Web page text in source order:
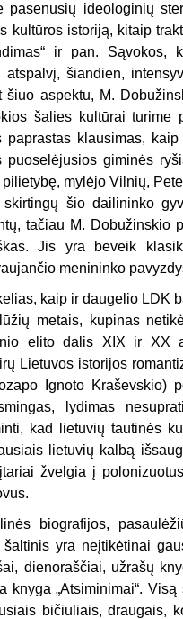
ideologinių
istoriją, kitaip
ir pan.
šiandien,
šiuo aspektu, M.
šalies kultūrai turime
klausimas,
puoselėjusios giminės
mylėjo Vilnių,
šio dailininko
tačiau M. Dobužinskio
Jis yra beveik
menininko
kaip ir daugelio LDK
metais, kupinas
elito dalis XIX ir XX
Lietuvos istorijos
Ignoto Kraševskio)
lydimas
kad lietuvių tautinės
lietuvių kalbą
žvelgia į
biografijos,
yra neįtikėtinai
dienoraščiai, užrašų
knyga „Atsiminimai“.
bičiuliais, draugais,